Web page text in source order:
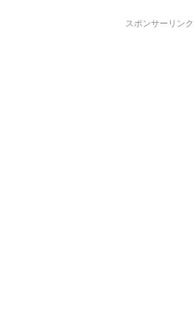
スポンサーリンク